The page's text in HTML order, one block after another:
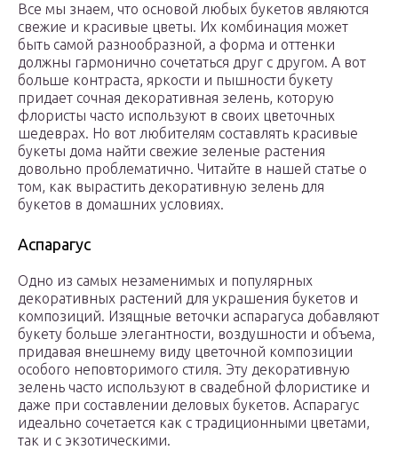
Все мы знаем, что основой любых букетов являются
свежие и красивые цветы. Их комбинация может
быть самой разнообразной, а форма и оттенки
должны гармонично сочетаться друг с другом. А вот
больше контраста, яркости и пышности букету
придает сочная декоративная зелень, которую
флористы часто используют в своих цветочных
шедеврах. Но вот любителям составлять красивые
букеты дома найти свежие зеленые растения
довольно проблематично. Читайте в нашей статье о
том, как вырастить декоративную зелень для
букетов в домашних условиях.
Аспарагус
Одно из самых незаменимых и популярных
декоративных растений для украшения букетов и
композиций. Изящные веточки аспарагуса добавляют
букету больше элегантности, воздушности и объема,
придавая внешнему виду цветочной композиции
особого неповторимого стиля. Эту декоративную
зелень часто используют в свадебной флористике и
даже при составлении деловых букетов. Аспарагус
идеально сочетается как с традиционными цветами,
так и с экзотическими.